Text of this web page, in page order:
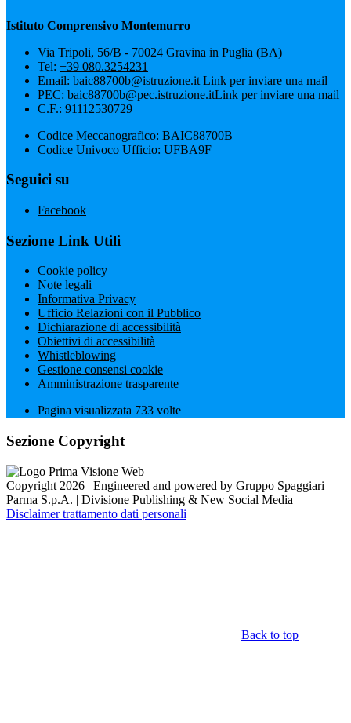
Istituto Comprensivo Montemurro
Via Tripoli, 56/B - 70024 Gravina in Puglia (BA)
Tel: +39 080.3254231
Email: baic88700b@istruzione.it Link per inviare una mail
PEC: baic88700b@pec.istruzione.itLink per inviare una mail
C.F.: 91112530729
Codice Meccanografico: BAIC88700B
Codice Univoco Ufficio: UFBA9F
Seguici su
Facebook
Sezione Link Utili
Cookie policy
Note legali
Informativa Privacy
Ufficio Relazioni con il Pubblico
Dichiarazione di accessibilità
Obiettivi di accessibilità
Whistleblowing
Gestione consensi cookie
Amministrazione trasparente
Pagina visualizzata 733 volte
Sezione Copyright
Copyright 2026 | Engineered and powered by Gruppo Spaggiari
Parma S.p.A. | Divisione Publishing & New Social Media
Disclaimer trattamento dati personali
Back to top